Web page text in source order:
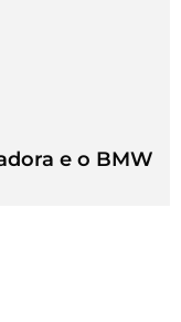
e o BMW